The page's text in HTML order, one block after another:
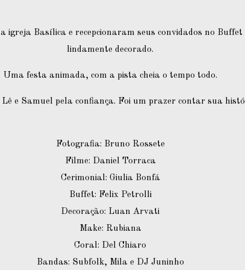
igreja Basílica e recepcionaram seus convidados no
lindamente decorado.
Uma festa animada, com a pista cheia o tempo todo.
Lê e Samuel pela confiança. Foi um prazer contar sua
Fotografia: Bruno Rossete
Filme: Daniel Torraca
Cerimonial: Giulia Bonfá
Buffet: Felix Petrolli
Decoração: Luan Arvati
Make: Rubiana
Coral: Del Chiaro
Bandas: Subfolk, Mila e DJ Juninho